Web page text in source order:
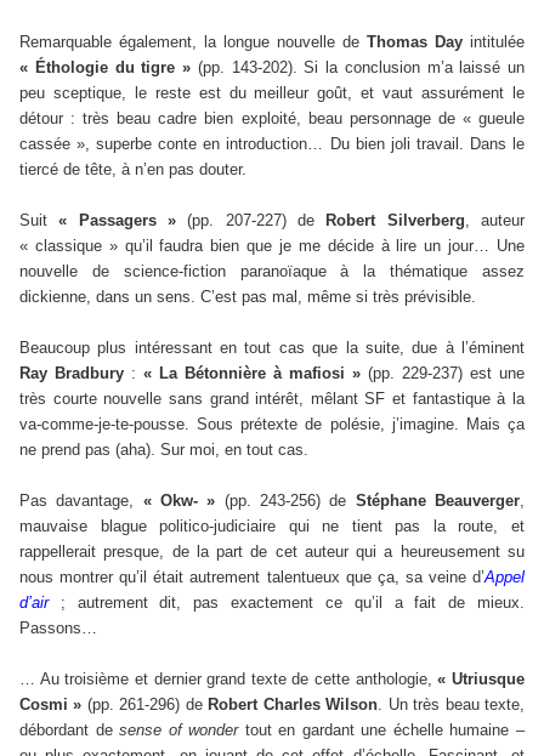
Remarquable également, la longue nouvelle de Thomas Day intitulée
« Éthologie du tigre » (pp. 143-202). Si la conclusion m’a laissé un
peu sceptique, le reste est du meilleur goût, et vaut assurément le
détour : très beau cadre bien exploité, beau personnage de « gueule
cassée », superbe conte en introduction… Du bien joli travail. Dans le
tiercé de tête, à n’en pas douter.
Suit« Passagers » (pp. 207-227) de Robert Silverberg, auteur
« classique » qu’il faudra bien que je me décide à lire un jour… Une
nouvelle de science-fiction paranoïaque à la thématique assez
dickienne, dans un sens. C’est pas mal, même si très prévisible.
Beaucoup plus intéressant en tout cas que la suite, due à l’éminent
Ray Bradbury : « La Bétonnière à mafiosi » (pp. 229-237) est une
très courte nouvelle sans grand intérêt, mêlant SF et fantastique à la
va-comme-je-te-pousse. Sous prétexte de polésie, j’imagine. Mais ça
ne prend pas (aha). Sur moi, en tout cas.
Pas davantage, « Okw- » (pp. 243-256) de Stéphane Beauverger,
mauvaise blague politico-judiciaire qui ne tient pas la route, et
rappellerait presque, de la part de cet auteur qui a heureusement su
nous montrer qu’il était autrement talentueux que ça, sa veine d’Appel
d’air; autrement dit, pas exactement ce qu’il a fait de mieux.
Passons…
… Au troisième et dernier grand texte de cette anthologie,« Utriusque
Cosmi » (pp. 261-296) de Robert Charles Wilson. Un très beau texte,
débordant desense of wondertout en gardant une échelle humaine –